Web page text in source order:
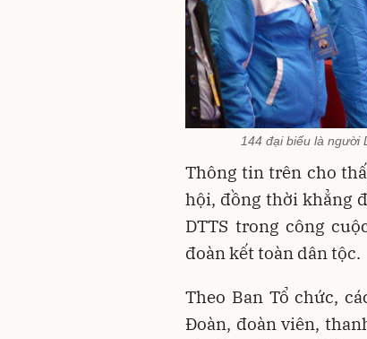
144 đại biểu là người
Thông tin trên cho
hội, đồng thời khẳng
DTTS trong công
đoàn kết toàn dân tộc.
Theo Ban Tổ chức,
Đoàn, đoàn viên,